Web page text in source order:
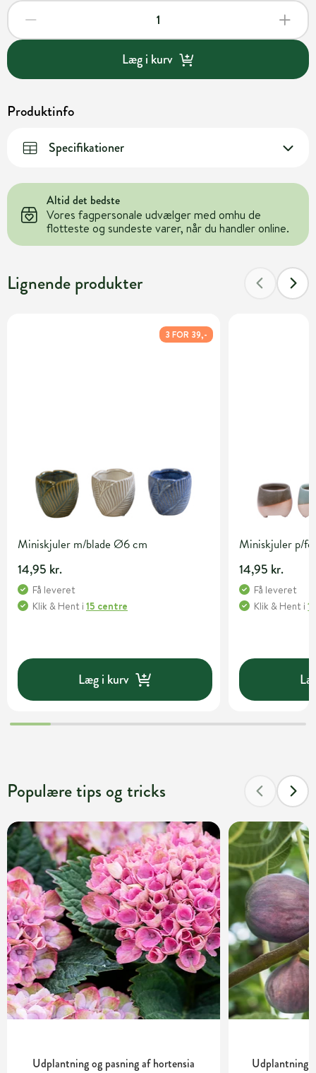
Læg i kurv
Produktinfo
Specifikationer
Altid det bedste
Vores fagpersonale udvælger med omhu de
flotteste og sundeste varer, når du handler online.
Lignende produkter
3 FOR 39,-
Miniskjuler m/blade Ø6 cm
14,95 kr.
Få leveret
Klik & Hent i 15 centre
Læg i kurv
Miniskjuler p/
14,95 kr.
Få leveret
Klik & Hent i
Populære tips og tricks
Udplantning og pasning af hortensia Udplantning